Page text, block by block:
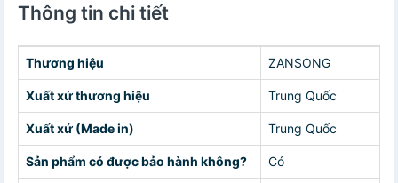
Thông tin chi tiết
Thương hiệu ZANSONG
Xuất xứ thương hiệu Trung Quốc
Xuất xứ (Made in) Trung Quốc
Sản phẩm có được bảo hành không? Có